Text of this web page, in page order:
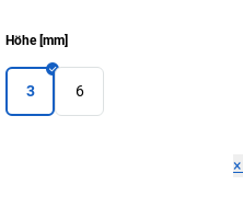
Höhe[mm]
3 6
×